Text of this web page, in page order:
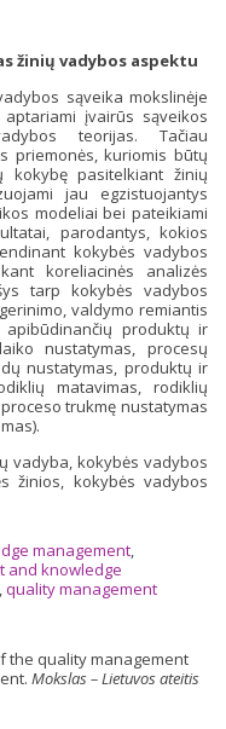
žinių vadybos aspektu
sąveika mokslinėje
įvairūs sąveikos
teorijas. Tačiau
priemonės, kuriomis būtų
kokybę pasitelkiant žinių
jau egzis­tuojantys
modeliai bei pateikiami
parodantys, kokios
kokybės vadybos
koreliacinės analizės
tarp kokybės vadybos
valdymo remiantis
produktų ir
nustatymas, procesų
nustatymas, produktų ir
matavimas, rodiklių
trukmę nustatymas
vadyba, kokybės vadybos
žinios, kokybės vadybos
management,
and knowledge
,quality management
the quality management
Mokslas – Lietuvos ateitis